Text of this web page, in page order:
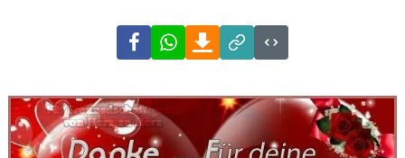
FacebookWhatsAppDownload
Link
Code